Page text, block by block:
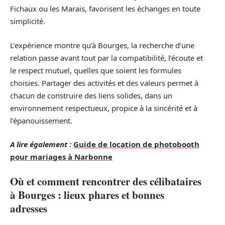
Fichaux ou les Marais, favorisent les échanges en toute
simplicité.
L’expérience montre qu’à Bourges, la recherche d’une
relation passe avant tout par la compatibilité, l’écoute et
le respect mutuel, quelles que soient les formules
choisies. Partager des activités et des valeurs permet à
chacun de construire des liens solides, dans un
environnement respectueux, propice à la sincérité et à
l’épanouissement.
A lire également : Guide de location de photobooth
pour mariages à Narbonne
Où et comment rencontrer des célibataires
à Bourges : lieux phares et bonnes
adresses